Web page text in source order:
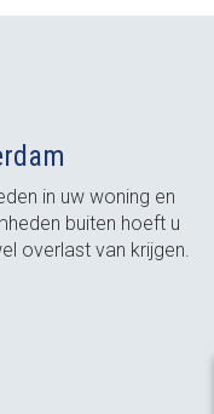
in uw woning en
buiten hoeft u
overlast van krijgen.